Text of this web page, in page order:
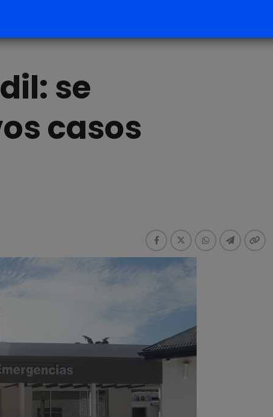
se
casos